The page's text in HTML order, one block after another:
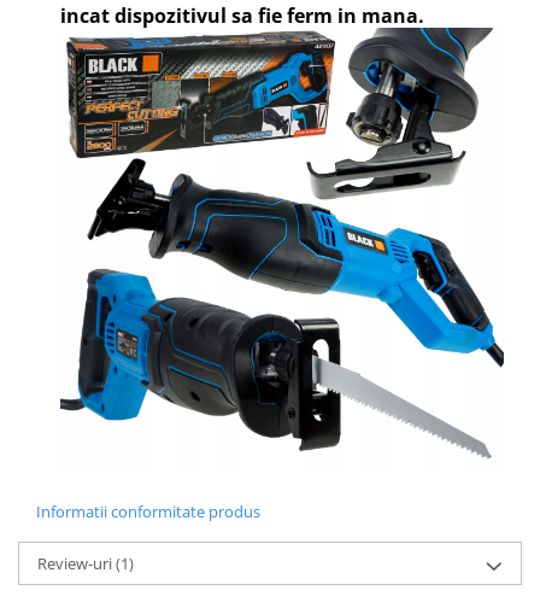
incat dispozitivul sa fie ferm in mana.
Informatii conformitate produs
Review-uri(1)